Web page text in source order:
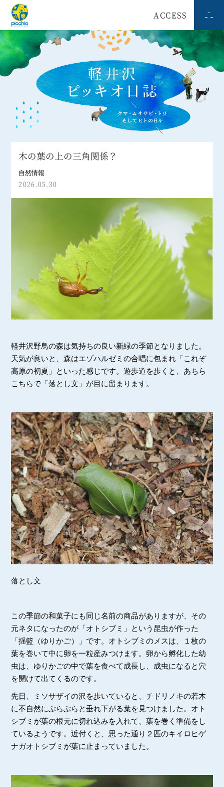
ACCESS
木の葉の上の三角関係？
自然情報
2026.05.30
軽井沢野鳥の森は気持ちの良い新緑の季節となりました。
天気が良いと、森はエゾハルゼミの合唱に包まれ「これぞ
高原の初夏」といった感じです。遊歩道を歩くと、あちら
こちらで「落とし文」が目に留まります。
落とし文
この季節の和菓子にも同じ名前の商品がありますが、その
元ネタになったのが「オトシブミ」という昆虫が作った
「揺籃（ゆりかご）」です。オトシブミのメスは、１枚の
葉を巻いて中に卵を一粒産みつけます。卵から孵化した幼
虫は、ゆりかごの中で葉を食べて成長し、成虫になると穴
を開けて出てくるのです。
先日、ミソサザイの沢を歩いていると、チドリノキの若木
に不自然にぶらぶらと垂れ下がる葉を見つけました。オト
シブミが葉の根元に切れ込みを入れて、葉を巻く準備をし
ているようです。近付くと、思った通り２匹のキイロヒゲ
ナガオトシブミが葉に止まっていました。